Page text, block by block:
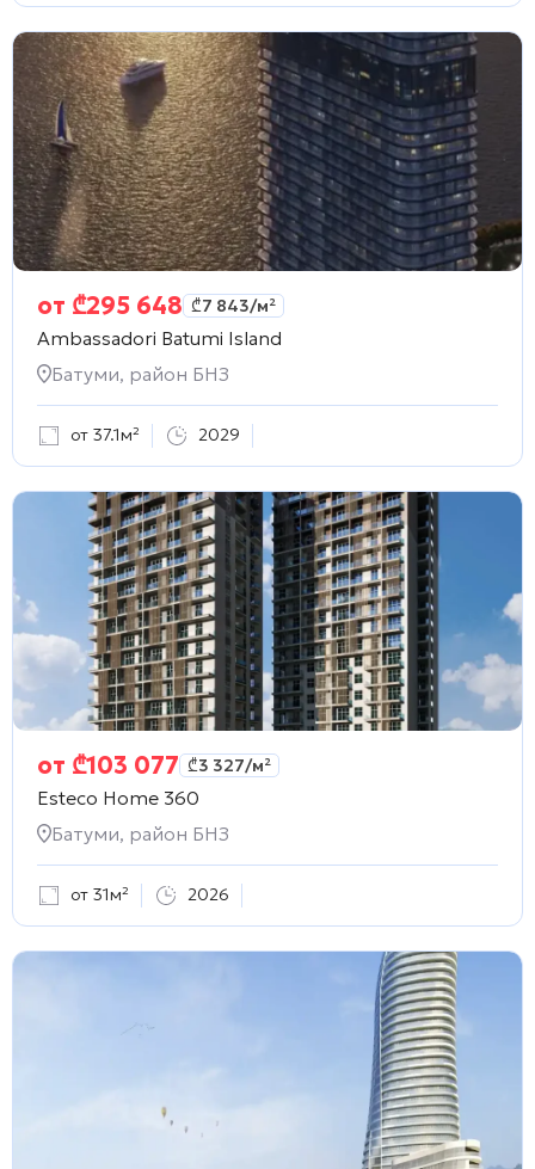
от ₾295 648 ₾7 843/м²
Ambassadori Batumi Island
Батуми, район БНЗ
от 37.1м² 2029
от ₾103 077 ₾3 327/м²
Esteco Home 360
Батуми, район БНЗ
от 31м² 2026